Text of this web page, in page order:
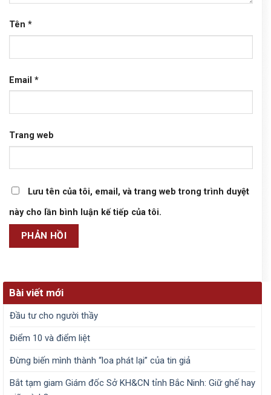
Tên *
Email *
Trang web
Lưu tên của tôi, email, và trang web trong trình duyệt
này cho lần bình luận kế tiếp của tôi.
Bài viết mới
Đầu tư cho người thầy
Điểm 10 và điểm liệt
Đừng biến mình thành “loa phát lại” của tin giả
Bắt tạm giam Giám đốc Sở KH&CN tỉnh Bắc Ninh: Giữ ghế hay